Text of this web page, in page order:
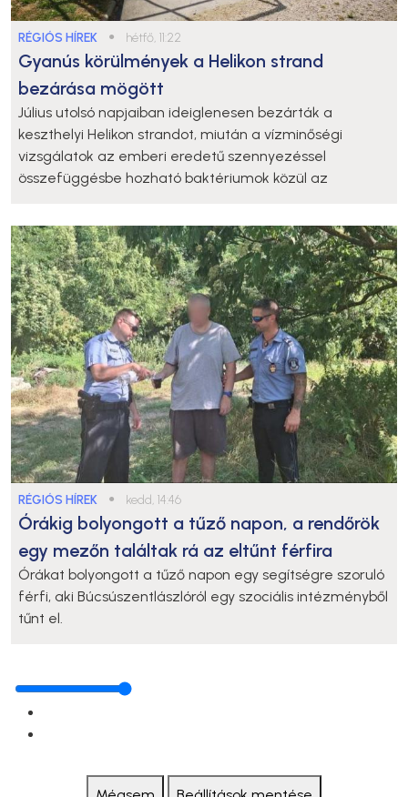
RÉGIÓS HÍREK ● hétfő, 11:22
Gyanús körülmények a Helikon strand
bezárása mögött
Július utolsó napjaiban ideiglenesen bezárták a
keszthelyi Helikon strandot, miután a vízminőségi
vizsgálatok az emberi eredetű szennyezéssel
összefüggésbe hozható baktériumok közül az
RÉGIÓS HÍREK ● kedd, 14:46
Órákig bolyongott a tűző napon, a rendőrök
egy mezőn találtak rá az eltűnt férfira
Órákat bolyongott a tűző napon egy segítségre szoruló
férfi, aki Búcsúszentlászlóról egy szociális intézményből
tűnt el.